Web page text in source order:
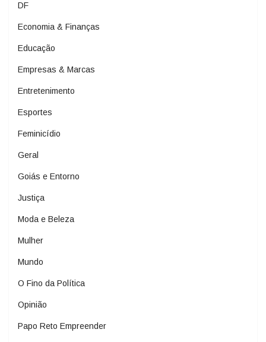
DF
Economia & Finanças
Educação
Empresas & Marcas
Entretenimento
Esportes
Feminicídio
Geral
Goiás e Entorno
Justiça
Moda e Beleza
Mulher
Mundo
O Fino da Política
Opinião
Papo Reto Empreender